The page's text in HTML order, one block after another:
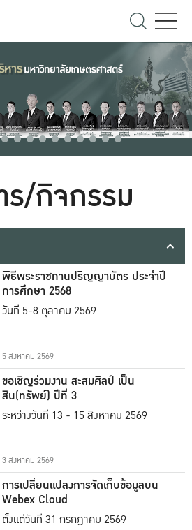
ร/กิจกรรม
พิธีพระราชทานปริญญาบัตร ประจำปี
การศึกษา 2568
วันที่ 5-8 ตุลาคม 2569
5 สิงหาคม 2569
ขอเชิญร่วมงาน สะสมศิลป์ เป็น
สิน(ทรัพย์) ปีที่ 3
ระหว่างวันที่ 13 - 15 สิงหาคม 2569
3 สิงหาคม 2569
การเปลี่ยนแปลงการจัดเก็บข้อมูลบน
Webex Cloud
ตั้งแต่วันที่ 31 กรกฎาคม 2569